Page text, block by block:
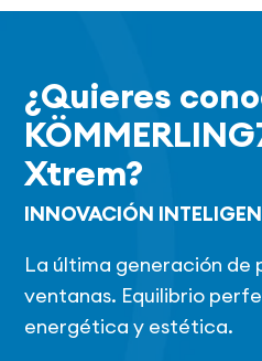
¿Quieres
Xtrem?
INNOVACIÓN
La última generación de
ventanas. Equilibrio
energética y estética.